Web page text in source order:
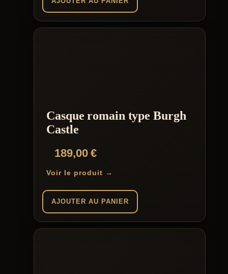
Casque romain type Burgh
Castle
189,00€
Voir le produit →
AJOUTER AU PANIER